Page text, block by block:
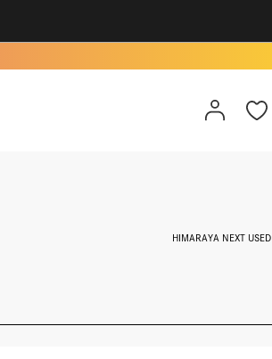
HIMARAYA NEXT USED